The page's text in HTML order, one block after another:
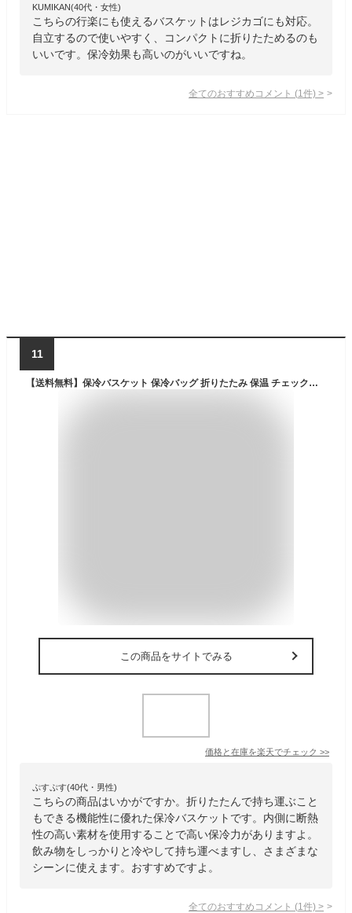
KUMIKAN(40代・女性)
こちらの行楽にも使えるバスケットはレジカゴにも対応。
自立するので使いやすく、コンパクトに折りたためるのも
いいです。保冷効果も高いのがいいですね。
全てのおすすめコメント (1 件) >
11
【送料無料】保冷バスケット 保冷バッグ 折りたたみ 保温 チェック柄 おしゃれ ピクニック レジカゴ型 エコバッグ レジカゴ 買い物かご バスケット 花見 友達 運動会ランチボックス ショッピングカート クーラーバスケット かごバッグ 持ち手付き
この商品をサイトでみる
価格と在庫を楽天でチェック >>
ぷすぷす(40代・男性)
こちらの商品はいかがですか。折りたたんで持ち運ぶこと
もできる機能性に優れた保冷バスケットです。内側に断熱
性の高い素材を使用することで高い保冷力がありますよ。
飲み物をしっかりと冷やして持ち運べますし、さまざまな
シーンに使えます。おすすめですよ。
全てのおすすめコメント (1 件) >